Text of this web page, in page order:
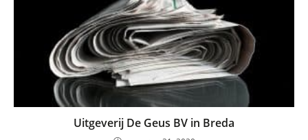
Uitgeverij De Geus BV in Breda